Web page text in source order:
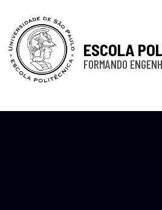
ESCOLA
FORMANDO